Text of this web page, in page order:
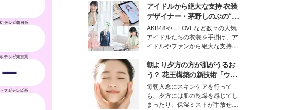
ニオン好き”という共通点を持つモ
デルの宮城舞と島村雄大の特別対
談をお届け！それぞれの視点か
ら、今作ならではの魅力や予想外
の感動をもたらす奥深いストーリ
ーについて熱く語り合ってもらっ
た。
アイドルから絶大な支持 衣装
デザイナー・茅野しのぶの“可
愛い”を作る美学＜「シチズン
クロスシー」インタビュー＞
AKB48や＝LOVEなど数々の人気
アイドルたちの衣装を手掛け、ア
イドルやファンから絶大な支持を
取締役兼クリエイティブディレク
ター・茅野しのぶ。一人ひとりの
個性に寄り添い、魅力を引き出す
衣装作りは、多くの女性たちに勇
気と自信を与え続けている。
朝より夕方の方が肌がうるお
う？ 花王構築の新技術「ウォ
ーターキャプチャリングスキ
ン（捕水肌）」がスキンケア
の常識を変える予感
毎朝入念にスキンケアを行って
も、夕方には肌の乾燥を感じてし
まったり、保湿ミストが手放せな